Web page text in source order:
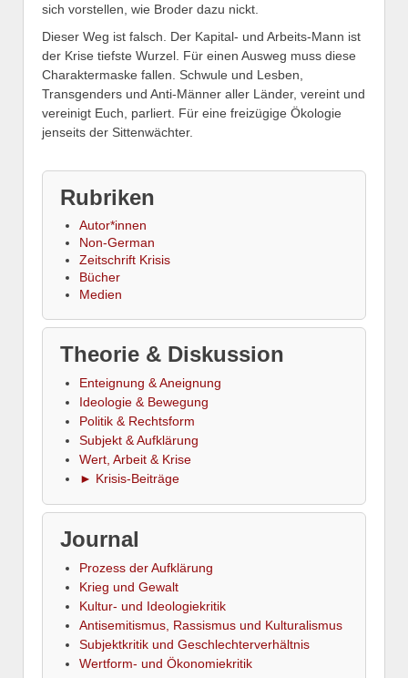
sich vorstellen, wie Broder dazu nickt.
Dieser Weg ist falsch. Der Kapital- und Arbeits-Mann ist
der Krise tiefste Wurzel. Für einen Ausweg muss diese
Charaktermaske fallen. Schwule und Lesben,
Transgenders und Anti-Männer aller Länder, vereint und
vereinigt Euch, parliert. Für eine freizügige Ökologie
jenseits der Sittenwächter.
Rubriken
Autor*innen
Non-German
Zeitschrift Krisis
Bücher
Medien
Theorie & Diskussion
Enteignung & Aneignung
Ideologie & Bewegung
Politik & Rechtsform
Subjekt & Aufklärung
Wert, Arbeit & Krise
► Krisis-Beiträge
Journal
Prozess der Aufklärung
Krieg und Gewalt
Kultur- und Ideologiekritik
Antisemitismus, Rassismus und Kulturalismus
Subjektkritik und Geschlechterverhältnis
Wertform- und Ökonomiekritik